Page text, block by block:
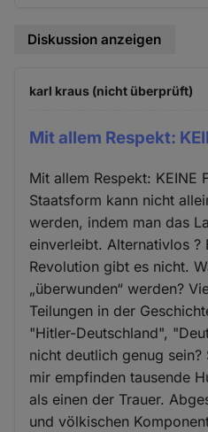
Diskussion anzeigen
karl kraus (nicht überprüft)
Mit allem Respekt:
Mit allem Respekt: KEINE
Staatsform kann nicht
werden, indem man das
einverleibt. Alternativlos ?
Revolution gibt es nicht.
„überwunden“ werden?
Teilungen in der
"Hitler-Deutschland",
nicht deutlich genug
mir empfinden tausende
als einen der Trauer.
und völkischen